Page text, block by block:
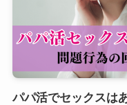
パパ活でセックスは